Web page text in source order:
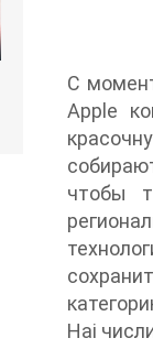
С
Apple
чтобы
Hai